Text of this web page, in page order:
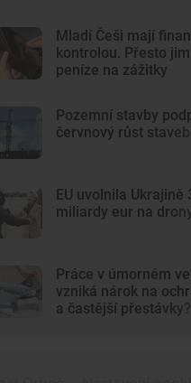
Mladí Češi mají
kontrolou. Přesto
peníze na zážitky
Pozemní stavby
červnový růst
EU uvolnila Ukrajině
miliardy eur na
Práce v úmorném
vzniká nárok na
a častější přestávky?